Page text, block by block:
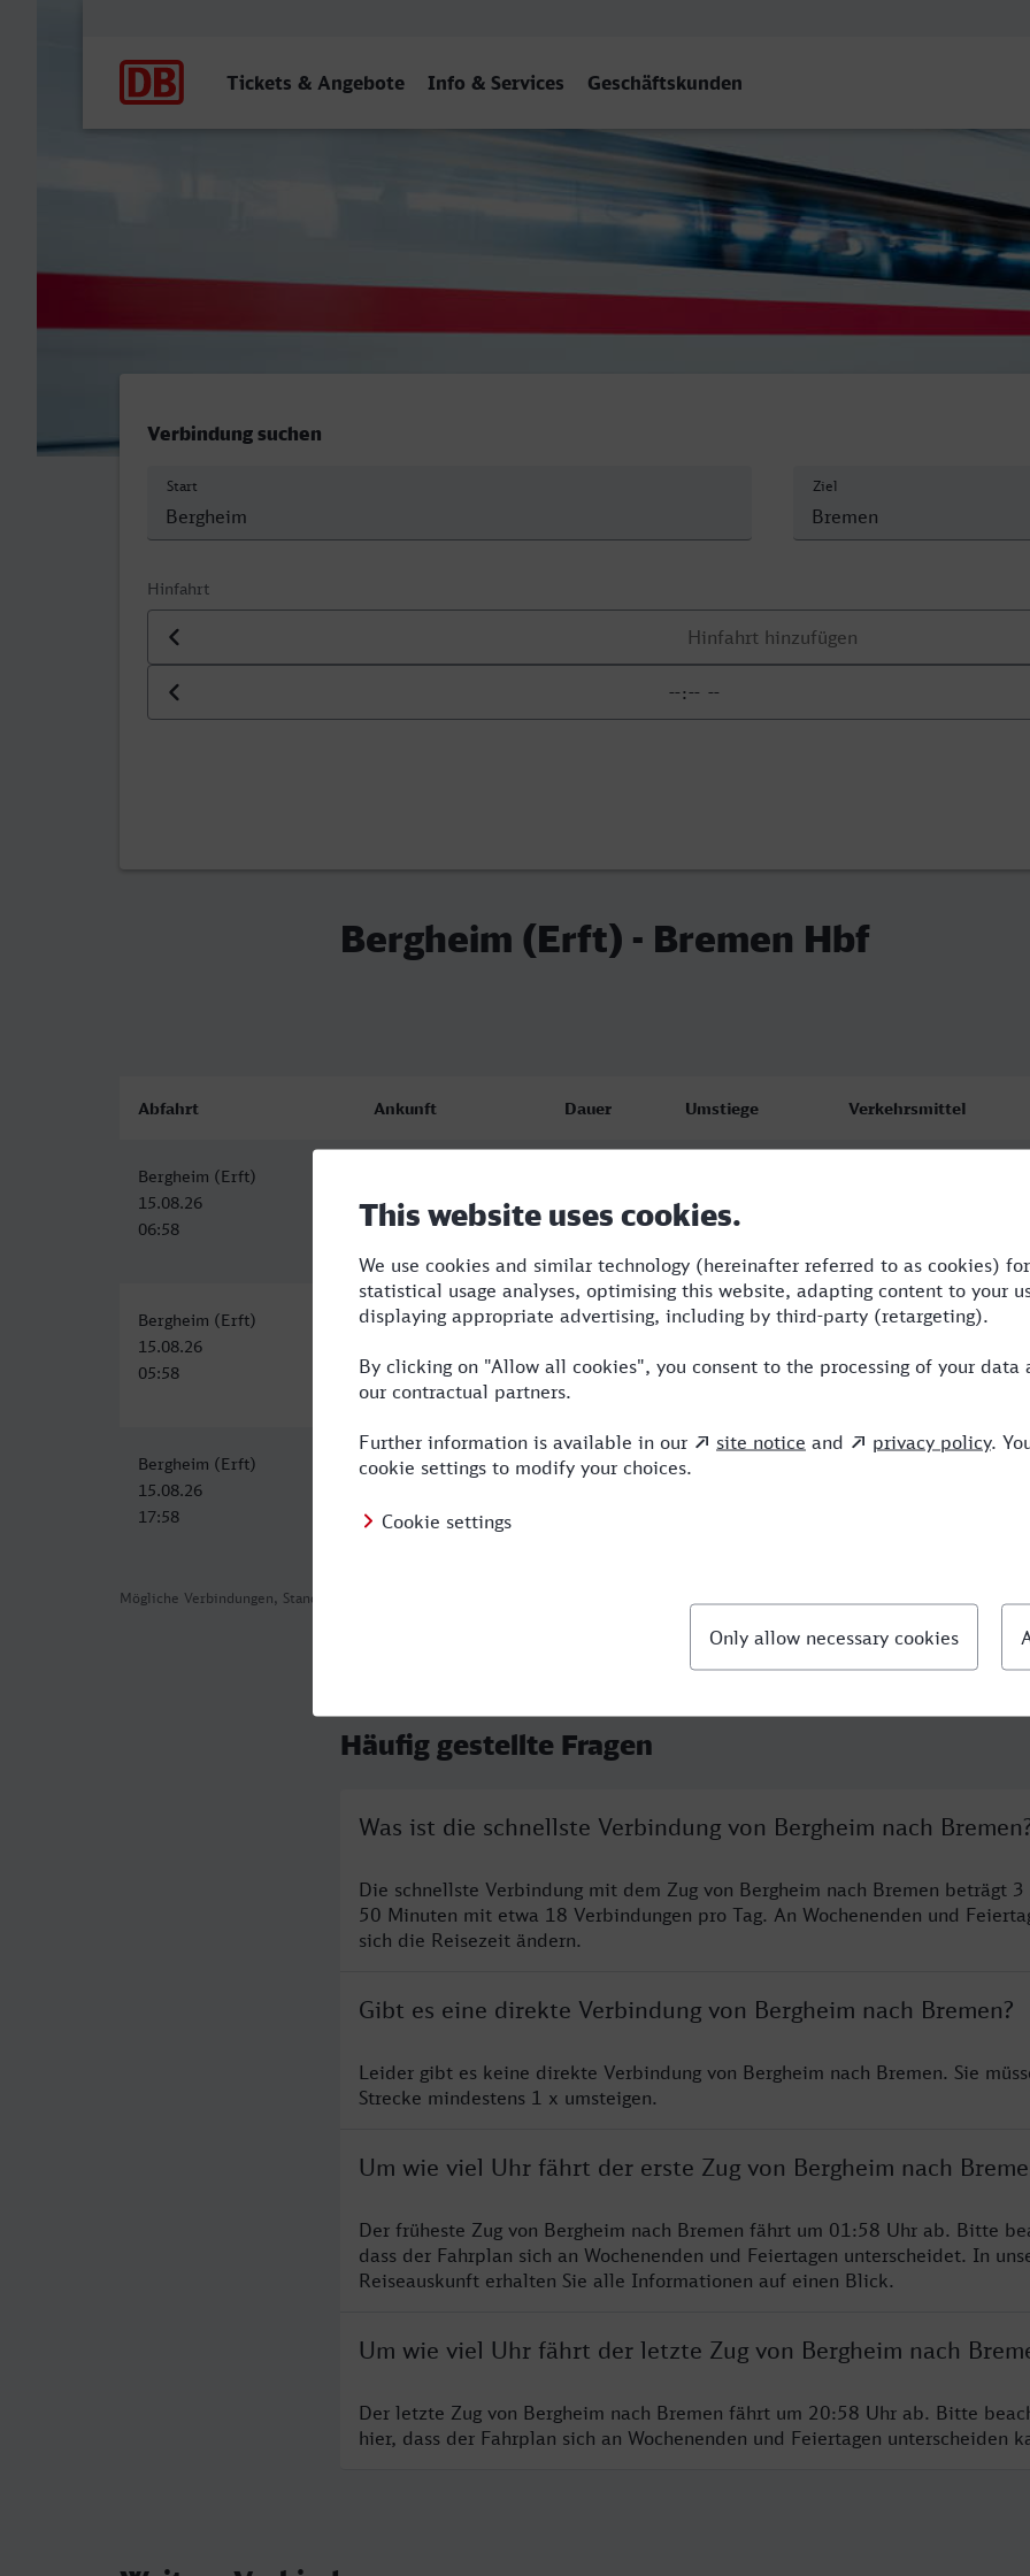
Tickets & Angebote Info & Services Geschäftskunden
Bergheim (Erft) - Bremen Hbf
Verbindung suchen
Start Ziel
Hinfahrt
Datum der Hinfahrt
Uhrzeit der Hinfahrt
Bergheim (Erft) - Bremen Hbf
Mögliche Verbindungen, Stand: 2026-08-01 04:18
Abfahrt Ankunft Dauer Umstiege Verkehrsmittel
Bergheim (Erft)
15.08.26
06:58
15.08.26
10:48
Bergheim (Erft)
15.08.26
05:58
Bremen Hbf
10:14
4:16 1 RB,ICE
Bergheim (Erft)
15.08.26
17:58
Bremen Hbf
22:17
4:19
Häufig gestellte Fragen
Was ist die schnellste Verbindung von Bergheim nach
Die schnellste Verbindung mit dem Zug von Bergheim nach Bremen beträgt 3
50 Minuten mit etwa 18 Verbindungen pro Tag. An Wochenenden und
sich die Reisezeit ändern.
Gibt es eine direkte Verbindung von Bergheim nach Bremen?
Leider gibt es keine direkte Verbindung von Bergheim nach Bremen. Sie
Strecke mindestens 1 x umsteigen.
Um wie viel Uhr fährt der erste Zug von Bergheim nach
Der früheste Zug von Bergheim nach Bremen fährt um 01:58 Uhr ab. Bitte
dass der Fahrplan sich an Wochenenden und Feiertagen unterscheidet. In
Reiseauskunft erhalten Sie alle Informationen auf einen Blick.
Um wie viel Uhr fährt der letzte Zug von Bergheim nach
Der letzte Zug von Bergheim nach Bremen fährt um 20:58 Uhr ab. Bitte
hier, dass der Fahrplan sich an Wochenenden und Feiertagen unterscheiden